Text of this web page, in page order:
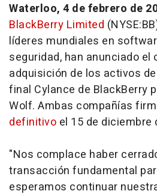
Waterloo, 4 de febrero de
BlackBerry Limited
líderes mundiales en
seguridad, han anunciado el
adquisición de los activos
final Cylance de BlackBerry
Wolf. Ambas compañías
definitivo el 15 de diciembre
"Nos complace haber
transacción fundamental
esperamos continuar